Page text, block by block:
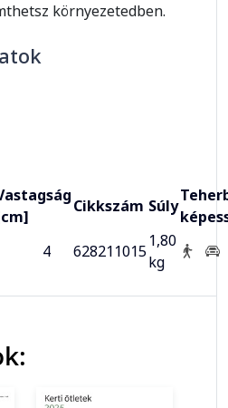
környezetedben.
Cikkszám Súly
4 628211015
1,80
kg